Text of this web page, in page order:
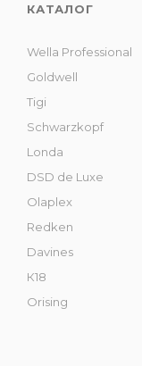
КАТАЛОГ
Wella Professional
Goldwell
Tigi
Schwarzkopf
Londa
DSD de Luxe
Olaplex
Redken
Davines
К18
Orising